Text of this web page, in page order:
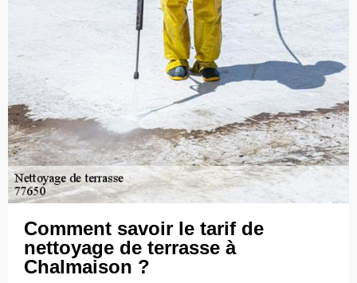
Comment savoir le tarif de
nettoyage de terrasse à
Chalmaison ?